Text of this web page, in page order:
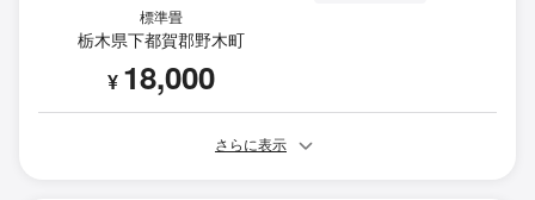
標準畳
栃木県下都賀郡野木町
¥ 18,000
さらに表示